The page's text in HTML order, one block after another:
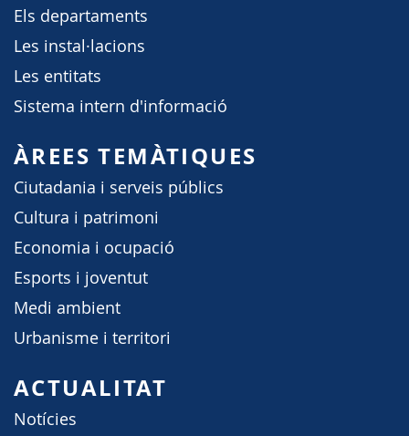
Els departaments
Les instal·lacions
Les entitats
Sistema intern d'informació
ÀREES TEMÀTIQUES
Ciutadania i serveis públics
Cultura i patrimoni
Economia i ocupació
Esports i joventut
Medi ambient
Urbanisme i territori
ACTUALITAT
Notícies